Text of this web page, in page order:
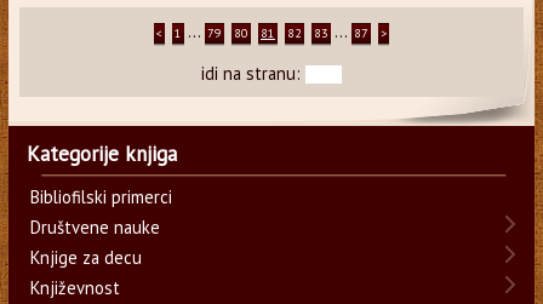
< 1 ... 79 80 81 82 83 ... 87 >
idi na stranu:
Kategorije knjiga
Bibliofilski primerci
Društvene nauke
Knjige za decu
Književnost